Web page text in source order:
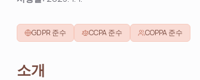
GDPR 준수 CCPA 준수 COPPA 준수
소개